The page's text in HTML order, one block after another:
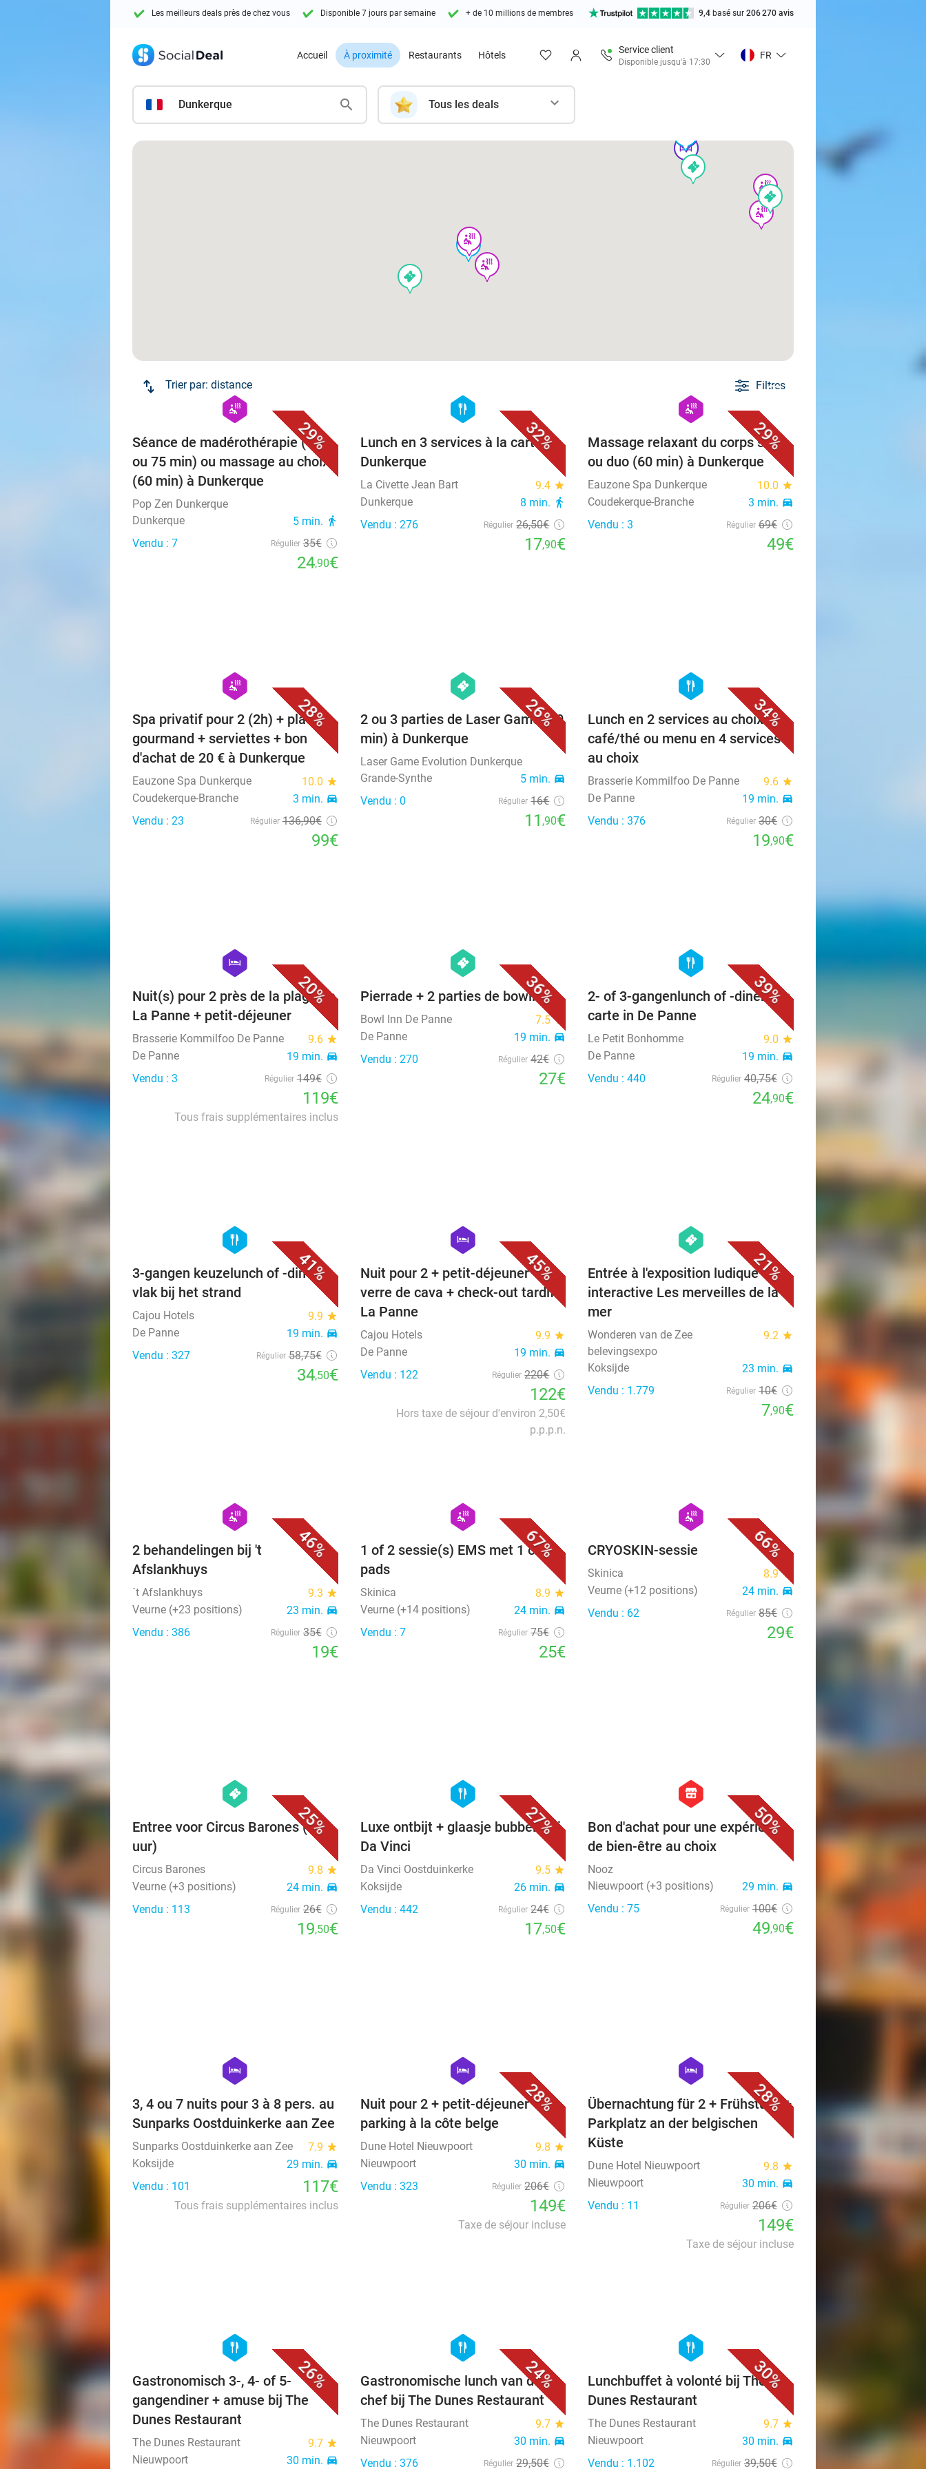
Les meilleurs deals près de chez vous Disponible 7 jours par semaine + de 10 millions de membres 9,4 basé sur 206 270 avis
Accueil À proximité Restaurants Hôtels
Service client
Disponible jusqu'à 17:30
FR
Dunkerque Tous les deals
food
hotel
wellness
food
wellness
events
wellness
events
wellness
events
Trier par: distance Filtres
29%
hexagon
wellness
Séance de madérothérapie (45
ou 75 min) ou massage au choix
(60 min) à Dunkerque
Pop Zen Dunkerque
Dunkerque
5 min. directions_walk
Vendu : 7 Régulier 35€
24,90€
32%
hexagon
food
Lunch en 3 services à la carte à
Dunkerque
La Civette Jean Bart 9.4 star
Dunkerque 8 min. directions_walk
Vendu : 276 Régulier 26,50€
17,90€
29%
favorite_border
hexagon
wellness
Massage relaxant du corps solo
ou duo (60 min) à Dunkerque
Eauzone Spa Dunkerque 10.0 star
Coudekerque-Branche 3 min. directions_car
Vendu : 3 Régulier 69€
49€
28%
hexagon
wellness
Spa privatif pour 2 (2h) + plateau
gourmand + serviettes + bon
d'achat de 20 € à Dunkerque
Eauzone Spa Dunkerque 10.0 star
Coudekerque-Branche 3 min. directions_car
Vendu : 23 Régulier 136,90€
99€
26%
hexagon
events
2 ou 3 parties de Laser Game (20
min) à Dunkerque
Laser Game Evolution Dunkerque
Grande-Synthe
5 min. directions_car
Vendu : 0 Régulier 16€
11,90€
34%
hexagon
food
Lunch en 2 services au choix +
café/thé ou menu en 4 services
au choix
Brasserie Kommilfoo De Panne 9.6 star
De Panne 19 min. directions_car
Vendu : 376 Régulier 30€
19,90€
20%
hexagon
hotel
Nuit(s) pour 2 près de la plage de
La Panne + petit-déjeuner
Brasserie Kommilfoo De Panne 9.6 star
De Panne 19 min. directions_car
Vendu : 3 Régulier 149€
119€
Tous frais supplémentaires inclus
36%
hexagon
events
Pierrade + 2 parties de bowling
Bowl Inn De Panne 7.5star
De Panne 19 min. directions_car
Vendu : 270 Régulier 42€
27€
39%
hexagon
food
2- of 3-gangenlunch of -diner à la
carte in De Panne
Le Petit Bonhomme 9.0 star
De Panne 19 min. directions_car
Vendu : 440 Régulier 40,75€
24,90€
41%
hexagon
food
3-gangen keuzelunch of -diner
vlak bij het strand
Cajou Hotels 9.9 star
De Panne 19 min. directions_car
Vendu : 327 Régulier 58,75€
34,50€
45%
hexagon
hotel
Nuit pour 2 + petit-déjeuner + un
verre de cava + check-out tardif à
La Panne
Cajou Hotels 9.9 star
De Panne 19 min. directions_car
Vendu : 122 Régulier 220€
122€
Hors taxe de séjour d'environ 2,50€
p.p.p.n.
21%
hexagon
events
Entrée à l'exposition ludique et
interactive Les merveilles de la
mer
Wonderen van de Zee
belevingsexpo
9.2 star
Koksijde 23 min. directions_car
Vendu : 1.779 Régulier 10€
7,90€
46%
hexagon
wellness
2 behandelingen bij 't
Afslankhuys
´t Afslankhuys 9.3 star
Veurne (+23 positions) 23 min. directions_car
Vendu : 386 Régulier 35€
19€
67%
hexagon
wellness
1 of 2 sessie(s) EMS met 1 of 2
pads
Skinica 8.9 star
Veurne (+14 positions) 24 min. directions_car
Vendu : 7 Régulier 75€
25€
66%
hexagon
wellness
CRYOSKIN-sessie
Skinica 8.9star
Veurne (+12 positions) 24 min. directions_car
Vendu : 62 Régulier 85€
29€
25%
hexagon
events
Entree voor Circus Barones (2
uur)
Circus Barones 9.8 star
Veurne (+3 positions) 24 min. directions_car
Vendu : 113 Régulier 26€
19,50€
27%
hexagon
food
Luxe ontbijt + glaasje bubbels bij
Da Vinci
Da Vinci Oostduinkerke 9.5 star
Koksijde 26 min. directions_car
Vendu : 442 Régulier 24€
17,50€
50%
hexagon
store
Bon d'achat pour une expérience
de bien-être au choix
Nooz
Nieuwpoort (+3 positions)
29 min. directions_car
Vendu : 75 Régulier 100€
49,90€
hexagon
hotel
3, 4 ou 7 nuits pour 3 à 8 pers. au
Sunparks Oostduinkerke aan Zee
Sunparks Oostduinkerke aan Zee 7.9 star
Koksijde 29 min. directions_car
Vendu : 101 117€
Tous frais supplémentaires inclus
28%
hexagon
hotel
Nuit pour 2 + petit-déjeuner +
parking à la côte belge
Dune Hotel Nieuwpoort 9.8 star
Nieuwpoort 30 min. directions_car
Vendu : 323 Régulier 206€
149€
Taxe de séjour incluse
28%
hexagon
hotel
Übernachtung für 2 + Frühstück +
Parkplatz an der belgischen
Küste
Dune Hotel Nieuwpoort 9.8 star
Nieuwpoort 30 min. directions_car
Vendu : 11 Régulier 206€
149€
Taxe de séjour incluse
26%
hexagon
food
Gastronomisch 3-, 4- of 5-
gangendiner + amuse bij The
Dunes Restaurant
The Dunes Restaurant 9.7 star
Nieuwpoort 30 min. directions_car
24%
hexagon
food
Gastronomische lunch van de
chef bij The Dunes Restaurant
The Dunes Restaurant 9.7 star
Nieuwpoort 30 min. directions_car
Vendu : 376 Régulier 29,50€
30%
hexagon
food
Lunchbuffet à volonté bij The
Dunes Restaurant
The Dunes Restaurant 9.7 star
Nieuwpoort 30 min. directions_car
Vendu : 1.102 Régulier 39,50€